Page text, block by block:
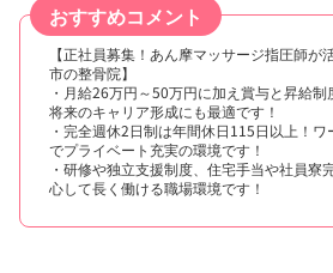
おすすめコメント
【正社員募集！あん摩マッサージ指圧師が
市の整骨院】
・月給26万円～50万円に加え賞与と昇給
将来のキャリア形成にも最適です！
・完全週休2日制は年間休日115日以上！
でプライベート充実の環境です！
・研修や独立支援制度、住宅手当や社員寮
心して長く働ける職場環境です！